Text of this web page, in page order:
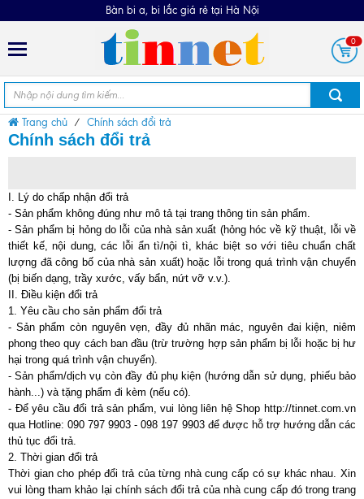
Bàn bi a, bi lắc giá rẻ tại Hà Nội
0
Trang chủ Chính sách đổi trả
Chính sách đổi trả
I. Lý do chấp nhận đổi trả
- Sản phẩm không đúng như mô tả tại trang thông tin sản phẩm.
- Sản phẩm bị hỏng do lỗi của nhà sản xuất (hỏng hóc về kỹ thuật, lỗi về
thiết kế, nội dung, các lỗi ẩn tì/nội tì, khác biệt so với tiêu chuẩn chất
lượng đã công bố của nhà sản xuất) hoặc lỗi trong quá trình vận chuyển
(bị biến dạng, trầy xước, vấy bẩn, nứt vỡ v.v.).
II. Điều kiện đổi trả
1. Yêu cầu cho sản phẩm đổi trả
- Sản phẩm còn nguyên vẹn, đầy đủ nhãn mác, nguyên đai kiện, niêm
phong theo quy cách ban đầu (trừ trường hợp sản phẩm bị lỗi hoặc bị hư
hại trong quá trình vận chuyển).
- Sản phẩm/dịch vụ còn đầy đủ phụ kiện (hướng dẫn sử dụng, phiếu bảo
hành...) và tặng phẩm đi kèm (nếu có).
- Để yêu cầu đổi trả sản phẩm, vui lòng liên hệ Shop http://tinnet.com.vn
qua Hotline: 090 797 9903 - 098 197 9903 để được hỗ trợ hướng dẫn các
thủ tục đổi trả.
2. Thời gian đổi trả
Thời gian cho phép đổi trả của từng nhà cung cấp có sự khác nhau. Xin
vui lòng tham khảo lại chính sách đổi trả của nhà cung cấp đó trong trang